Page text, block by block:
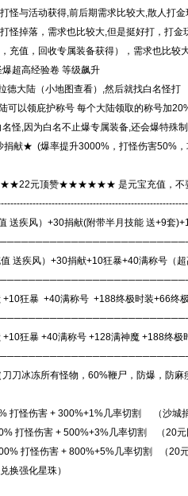
怪与活动获得,前后期需求比较大,散人打
怪掉落，需求也比较大,但是挺好打，打
充值，回收专属装备获得），需求也比较
超高经验卷 等级飙升
德大陆（小地图查看）,然后就找白名怪打
可以领庇护称号 每个大陆领取的称号加
怪,因为白名不止爆专属装备,还会爆特殊
★ (爆率提升3000%，打怪伤害50%，
是元宝充值，不要充
值 送疾风）+30捐献(附带半月技能
值 送疾风）+30捐献+10狂暴+40满
+10狂暴 +40满称号 +188终极时装
狂暴 +40满称号 +128满神魔 +188终
冰冻所有怪物，60%鞭尸，防爆，防麻
打怪伤害 + 300%+1%几率切割 （沙城
打怪伤害 + 500%+3%几率切割 （20
打怪伤害 + 800%+5%几率切割 （20
换强化星珠）